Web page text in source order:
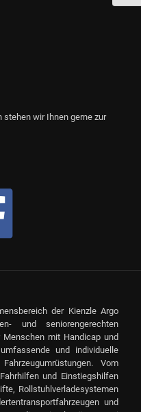
stehen wir Ihnen gerne zur
der Kienzle Argo
und seniorengerechten
Menschen mit Handicap und
und individuelle
Vom
und Einstiegshilfen
Rollstuhlverladesystemen
und